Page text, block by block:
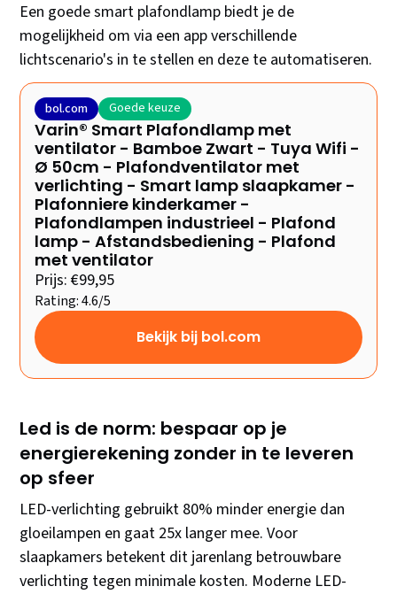
Een goede smart plafondlamp biedt je de
mogelijkheid om via een app verschillende
lichtscenario's in te stellen en deze te automatiseren.
bol.com Goede keuze
Varin® Smart Plafondlamp met
ventilator - Bamboe Zwart - Tuya Wifi -
Ø 50cm - Plafondventilator met
verlichting - Smart lamp slaapkamer -
Plafonniere kinderkamer -
Plafondlampen industrieel - Plafond
lamp - Afstandsbediening - Plafond
met ventilator
Prijs: €99,95
Rating: 4.6/5
Bekijk bij bol.com
Led is de norm: bespaar op je
energierekening zonder in te leveren
op sfeer
LED-verlichting gebruikt 80% minder energie dan
gloeilampen en gaat 25x langer mee. Voor
slaapkamers betekent dit jarenlang betrouwbare
verlichting tegen minimale kosten. Moderne LED-